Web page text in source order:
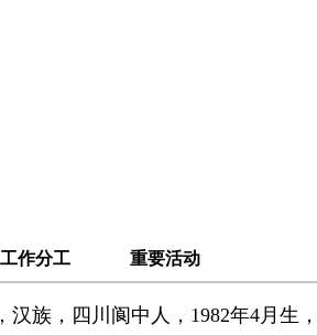
工作分工 重要活动
汉族，四川阆中人，1982年4月生